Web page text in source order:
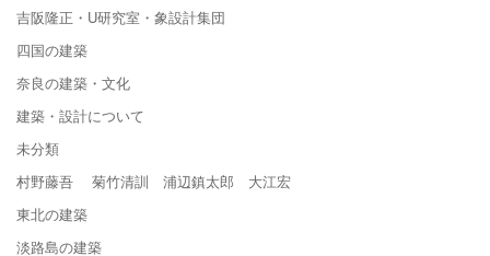
吉阪隆正・U研究室・象設計集団
四国の建築
奈良の建築・文化
建築・設計について
未分類
村野藤吾 菊竹清訓 浦辺鎮太郎 大江宏
東北の建築
淡路島の建築